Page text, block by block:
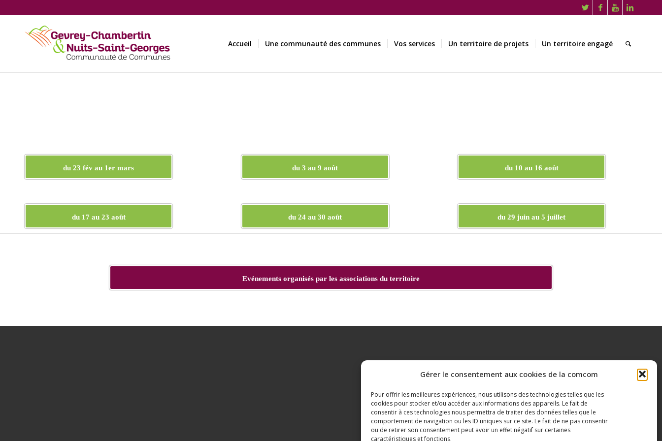
Gérer le consentement aux cookies de la comcom
Pour offrir les meilleures expériences, nous utilisons des technologies telles que les
cookies pour stocker et/ou accéder aux informations des appareils. Le fait de
consentir à ces technologies nous permettra de traiter des données telles que le
comportement de navigation ou les ID uniques sur ce site. Le fait de ne pas consentir
ou de retirer son consentement peut avoir un effet négatif sur certaines
caractéristiques et fonctions.
Accueil Une communauté des communes Vos services Un territoire de projets Un territoire engagé
du 23 fév au 1er mars du 3 au 9 août du 10 au 16 août
du 17 au 23 août du 24 au 30 août du 29 juin au 5 juillet
Evénements organisés par les associations du territoire